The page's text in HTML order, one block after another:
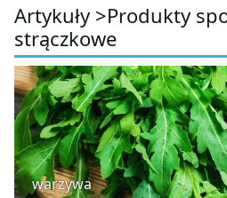
Artykuły >Produkty
strączkowe
warzywa